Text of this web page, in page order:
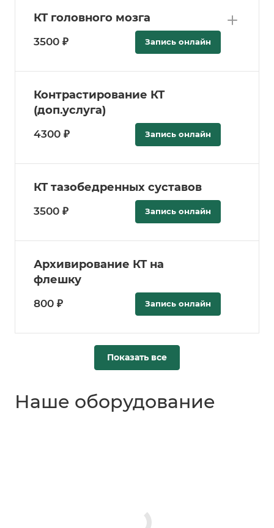
КТ головного мозга
3500 ₽ Запись онлайн
Контрастирование КТ
(доп.услуга)
4300 ₽ Запись онлайн
КТ тазобедренных суставов
3500 ₽ Запись онлайн
Архивирование КТ на
флешку
800 ₽ Запись онлайн
Показать все
Наше оборудование